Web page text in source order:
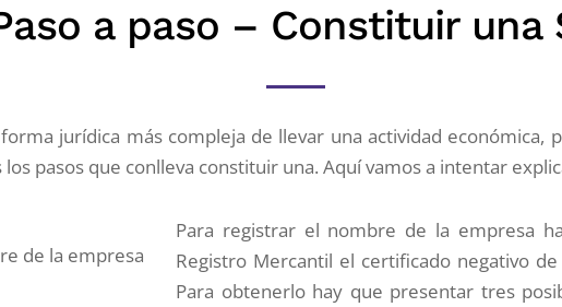
a paso – Constituir una
forma jurídica más compleja de llevar una actividad económica,
pasos que conlleva constituir una. Aquí vamos a intentar
de la empresa
Para registrar el nombre de la empresa
Registro Mercantil el certificado negativo
Para obtenerlo hay que presentar tres